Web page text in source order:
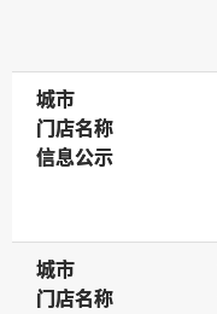
城市
城市
门店名称
门店名称
信息公示
信息公示
城市
城市
门店名称
门店名称